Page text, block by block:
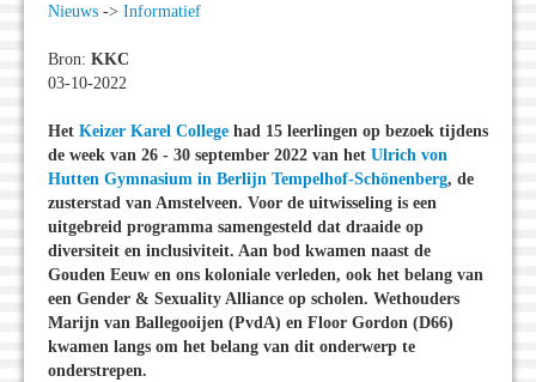
Nieuws -> Informatief
Bron: KKC
03-10-2022
Het Keizer Karel College had 15 leerlingen op bezoek tijdens
de week van 26 - 30 september 2022 van het Ulrich von
Hutten Gymnasium in Berlijn Tempelhof-Schönenberg, de
zusterstad van Amstelveen. Voor de uitwisseling is een
uitgebreid programma samengesteld dat draaide op
diversiteit en inclusiviteit. Aan bod kwamen naast de
Gouden Eeuw en ons koloniale verleden, ook het belang van
een Gender & Sexuality Alliance op scholen. Wethouders
Marijn van Ballegooijen (PvdA) en Floor Gordon (D66)
kwamen langs om het belang van dit onderwerp te
onderstrepen.